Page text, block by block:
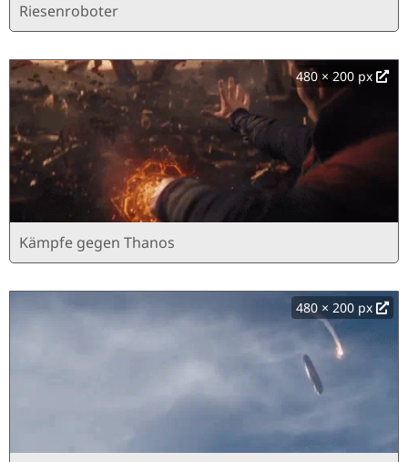
Riesenroboter
480 × 200 px
Kämpfe gegen Thanos
480 × 200 px